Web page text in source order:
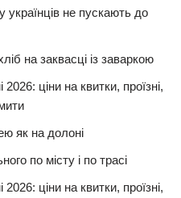
українців не пускають до
на заквасці із заваркою
ціни на квитки, проїзні,
як на долоні
по місту і по трасі
ціни на квитки, проїзні,